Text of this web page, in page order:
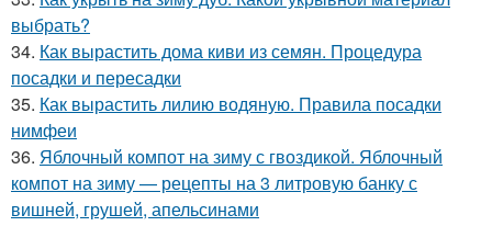
выбрать?
34. Как вырастить дома киви из семян. Процедура
посадки и пересадки
35. Как вырастить лилию водяную. Правила посадки
нимфеи
36. Яблочный компот на зиму с гвоздикой. Яблочный
компот на зиму — рецепты на 3 литровую банку с
вишней, грушей, апельсинами